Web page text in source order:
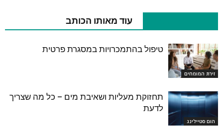
עוד מאותו הכותב
זירת המומחים
טיפול בהתמכרויות במסגרת פרטית
הום סטיילינג
תחזוקת מעליות ושאיבת מים – כל מה שצריך
לדעת